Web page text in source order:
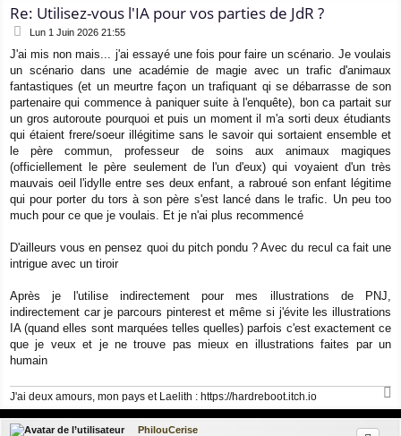
Re: Utilisez-vous l'IA pour vos parties de JdR ?
M
s
s
a
g
Lun 1 Juin 2026 21:55
J'ai mis non mais... j'ai essayé une fois pour faire un scénario. Je voulais
un scénario dans une académie de magie avec un trafic d'animaux
fantastiques (et un meurtre façon un trafiquant qi se débarrasse de son
partenaire qui commence à paniquer suite à l'enquête), bon ca partait sur
un gros autoroute pourquoi et puis un moment il m'a sorti deux étudiants
qui étaient frere/soeur illégitime sans le savoir qui sortaient ensemble et
le père commun, professeur de soins aux animaux magiques
(officiellement le père seulement de l'un d'eux) qui voyaient d'un très
mauvais oeil l'idylle entre ses deux enfant, a rabroué son enfant légitime
qui pour porter du tors à son père s'est lancé dans le trafic. Un peu too
much pour ce que je voulais. Et je n'ai plus recommencé
D'ailleurs vous en pensez quoi du pitch pondu ? Avec du recul ca fait une
intrigue avec un tiroir
Après je l'utilise indirectement pour mes illustrations de PNJ,
indirectement car je parcours pinterest et même si j'évite les illustrations
IA (quand elles sont marquées telles quelles) parfois c'est exactement ce
que je veux et je ne trouve pas mieux en illustrations faites par un
humain
J'ai deux amours, mon pays et Laelith : https://hardreboot.itch.io
u
PhilouCerise